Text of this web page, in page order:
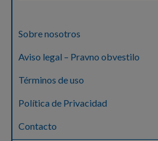
Sobre nosotros
Aviso legal – Pravno obvestilo
Términos de uso
Política de Privacidad
Contacto